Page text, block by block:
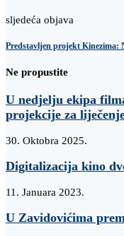
sljedeća objava
Predstavljen projekt Kinezima:
Ne propustite
U nedjelju ekipa
projekcije za
30. Oktobra 2025.
Digitalizacija kino
11. Januara 2023.
U Zavidovićima